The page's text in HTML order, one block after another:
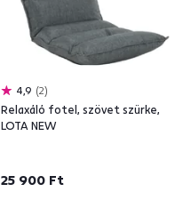
4,9 2
Relaxáló fotel, szövet szürke,
LOTA NEW
25 900 Ft